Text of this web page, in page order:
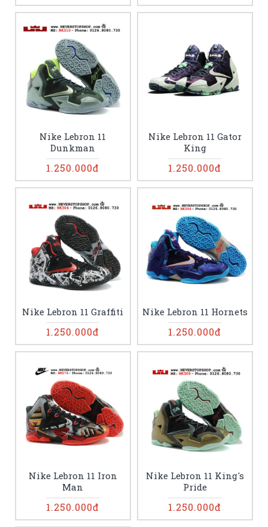
Nike Lebron 11
Dunkman
1.250.000đ
Nike Lebron 11 Gator
King
1.250.000đ
Nike Lebron 11 Graffiti
1.250.000đ
Nike Lebron 11 Hornets
1.250.000đ
Nike Lebron 11 Iron
Man
1.250.000đ
Nike Lebron 11 King's
Pride
1.250.000đ